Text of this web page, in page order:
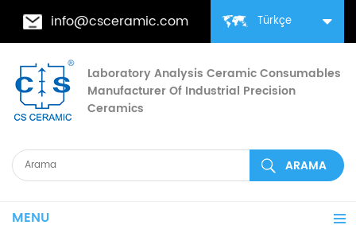
Türkçe
info@csceramic.com
Laboratory Analysis Ceramic Consumables
Manufacturer Of Industrial Precision
Ceramics
MENU